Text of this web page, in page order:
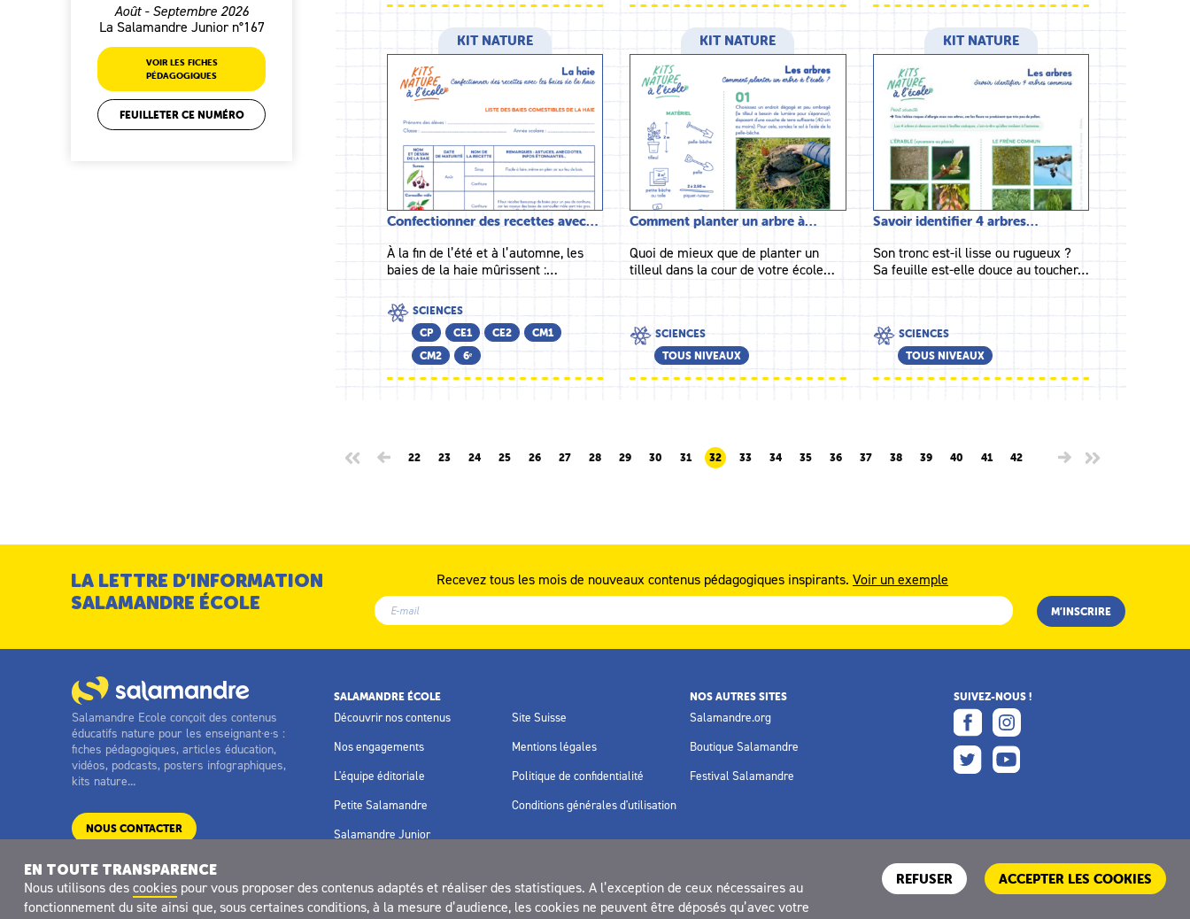
Août - Septembre 2026
La Salamandre Junior n°167
VOIR LES FICHES
PÉDAGOGIQUES
FEUILLETER CE NUMÉRO
KIT NATURE
Confectionner des recettes avec…
À la fin de l’été et à l’automne, les
baies de la haie mûrissent :…
SCIENCES
CP
CE1 CE2
CM1
CM2
6ᵉ
KIT NATURE
Comment planter un arbre à…
Quoi de mieux que de planter un
tilleul dans la cour de votre école…
SCIENCES
TOUS NIVEAUX
KIT NATURE
Savoir identifier 4 arbres…
Son tronc est-il lisse ou rugueux ?
Sa feuille est-elle douce au toucher…
SCIENCES
TOUS NIVEAUX
22 23 24 25 26 27 28 29 30 31 32 33 34 35 36 37 38 39 40 41 42
LA LETTRE D’INFORMATION
SALAMANDRE ÉCOLE
Recevez tous les mois de nouveaux contenus pédagogiques inspirants. Voir un exemple
Salamandre Ecole conçoit des contenus
éducatifs nature pour les enseignant·e·s :
fiches pédagogiques, articles éducation,
vidéos, podcasts, posters infographiques,
kits nature...
NOUS CONTACTER
SALAMANDRE ÉCOLE
Découvrir nos contenus
Nos engagements
L'équipe éditoriale
Petite Salamandre
Salamandre Junior
Site Suisse
Mentions légales
Politique de confidentialité
Conditions générales d'utilisation
NOS AUTRES SITES
Salamandre.org
Boutique Salamandre
Festival Salamandre
SUIVEZ-NOUS !
Site réalisé avec le soutien de
EN TOUTE TRANSPARENCE
Nous utilisons des cookiespour vous proposer des contenus adaptés et réaliser des statistiques. A l’exception de ceux nécessaires au
fonctionnement du site ainsi que, sous certaines conditions, à la mesure d’audience, les cookies ne peuvent être déposés qu’avec votre
REFUSER ACCEPTER LES COOKIES